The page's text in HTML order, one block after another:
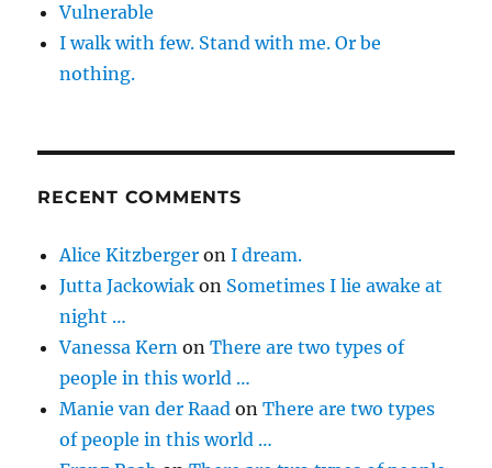
Vulnerable
I walk with few. Stand with me. Or be
nothing.
RECENT COMMENTS
Alice Kitzberger onI dream.
Jutta Jackowiak on Sometimes I lie awake at
night …
Vanessa Kern onThere are two types of
people in this world …
Manie van der Raad onThere are two types
of people in this world …